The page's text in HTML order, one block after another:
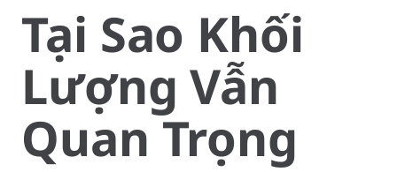
Tại Sao Khối
Lượng Vẫn
Quan Trọng